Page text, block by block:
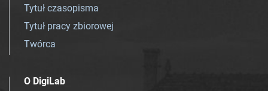
Tytuł czasopisma
Tytuł pracy zbiorowej
Twórca
O DigiLab